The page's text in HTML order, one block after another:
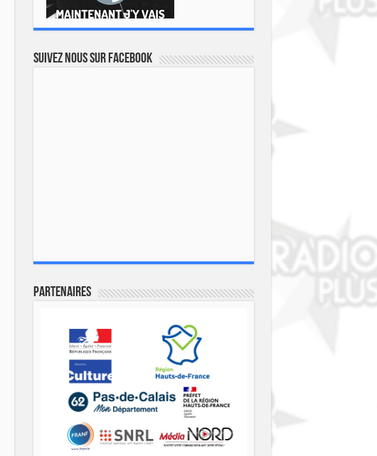
Suivez nous sur Facebook
Partenaires